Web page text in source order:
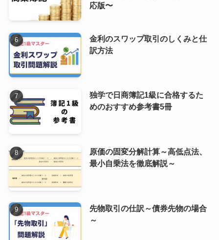
応版〜
金利のスワップ取引のしくみと仕
訳方法
独学で日商簿記1級に合格するた
めのおすすめ参考書5冊
原価の固変分解計算～高低点法、
最小自乗法を徹底解説～
先物取引の仕訳～債券先物の場合
～